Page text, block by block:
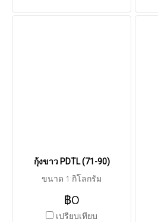
กุ้งขาว PDTL (71-90)
ขนาด 1 กิโลกรัม
฿0
เปรียบเทียบ